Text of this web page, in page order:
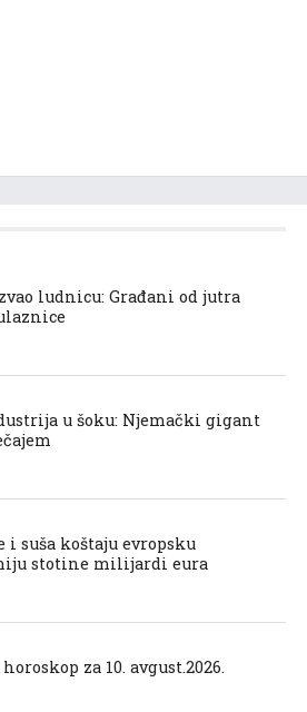
ludnicu: Građani od jutra
u šoku: Njemački gigant
i suša koštaju evropsku
stotine milijardi eura
za 10. avgust.2026.